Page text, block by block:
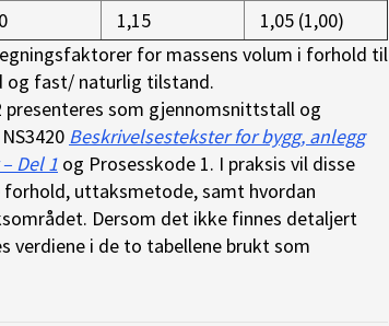
1,15
1,05 (1,00)
for massens volum i forhold til
og fast/ naturlig tilstand.
som gjennomsnittstall og
Beskrivelsestekster for bygg, anlegg
Del 1 og Prosesskode 1. I praksis vil disse
uttaksmetode, samt hvordan
Dersom det ikke finnes detaljert
verdiene i de to tabellene brukt som